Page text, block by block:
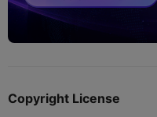
Copyright License